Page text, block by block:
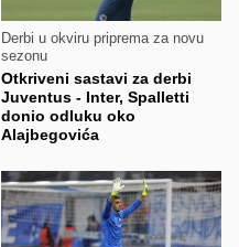
Derbi u okviru priprema za novu
sezonu
Otkriveni sastavi za derbi
Juventus - Inter, Spalletti
donio odluku oko
Alajbegovića